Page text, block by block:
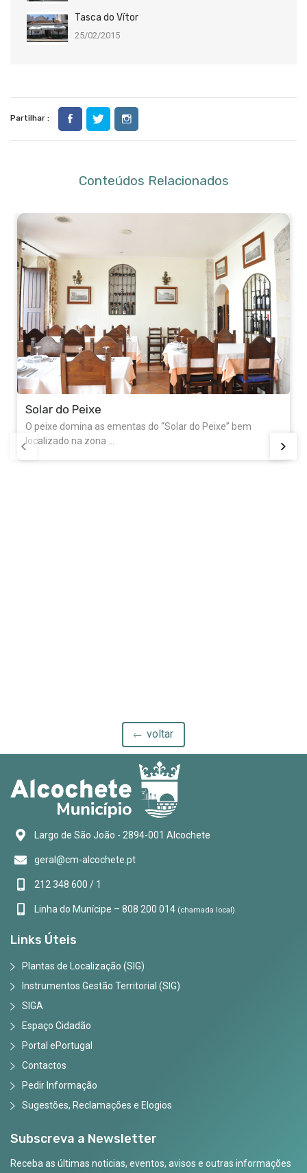
Tasca do Vítor
25/02/2015
Partilhar :
Conteúdos Relacionados
Solar do Peixe
O peixe domina as ementas do “Solar do Peixe” bem
localizado na zona ...
voltar
Largo de São João - 2894-001 Alcochete
geral@cm-alcochete.pt
212 348 600 / 1
Linha do Munícipe – 808 200 014 (chamada local)
Links Úteis
Plantas de Localização (SIG)
Instrumentos Gestão Territorial (SIG)
SIGA
Espaço Cidadão
Portal ePortugal
Contactos
Pedir Informação
Sugestões, Reclamações e Elogios
Subscreva a Newsletter
Receba as últimas noticias, eventos, avisos e outras informações